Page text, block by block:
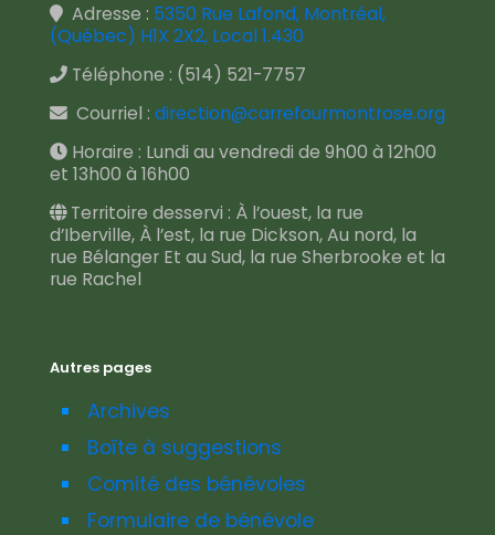
Adresse : 5350 Rue Lafond, Montréal,
(Québec) H1X 2X2, Local 1.430
Téléphone : (514) 521-7757
Courriel : direction@carrefourmontrose.org
Horaire : Lundi au vendredi de 9h00 à 12h00
et 13h00 à 16h00
Territoire desservi : À l’ouest, la rue
d’Iberville, À l’est, la rue Dickson, Au nord, la
rue Bélanger Et au Sud, la rue Sherbrooke et la
rue Rachel
Autres pages
Archives
Boîte à suggestions
Comité des bénévoles
Formulaire de bénévole